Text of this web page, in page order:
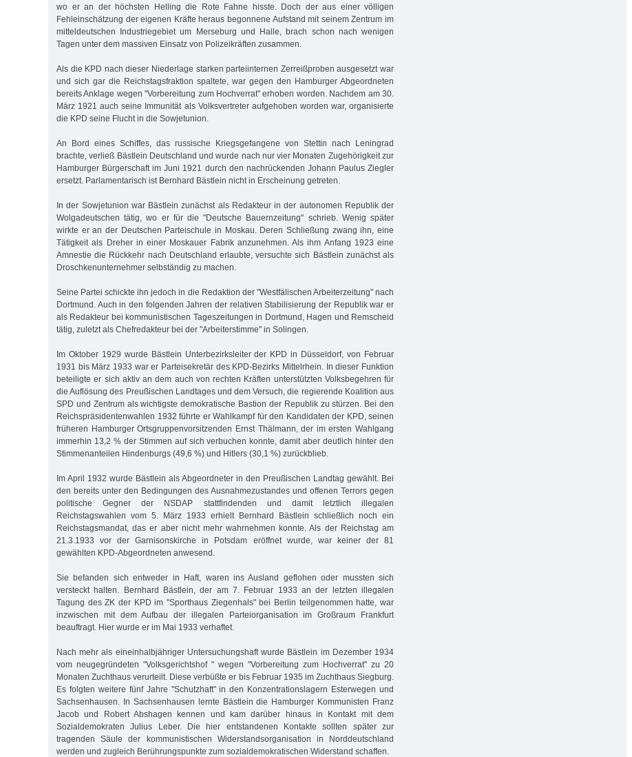
wo er an der höchsten Helling die Rote Fahne hisste. Doch der aus einer völligen
Fehleinschätzung der eigenen Kräfte heraus begonnene Aufstand mit seinem Zentrum im
mitteldeutschen Industriegebiet um Merseburg und Halle, brach schon nach wenigen
Tagen unter dem massiven Einsatz von Polizeikräften zusammen.
Als die KPD nach dieser Niederlage starken parteiinternen Zerreißproben ausgesetzt war
und sich gar die Reichstagsfraktion spaltete, war gegen den Hamburger Abgeordneten
bereits Anklage wegen "Vorbereitung zum Hochverrat" erhoben worden. Nachdem am 30.
März 1921 auch seine Immunität als Volksvertreter aufgehoben worden war, organisierte
die KPD seine Flucht in die Sowjetunion.
An Bord eines Schiffes, das russische Kriegsgefangene von Stettin nach Leningrad
brachte, verließ Bästlein Deutschland und wurde nach nur vier Monaten Zugehörigkeit zur
Hamburger Bürgerschaft im Juni 1921 durch den nachrückenden Johann Paulus Ziegler
ersetzt. Parlamentarisch ist Bernhard Bästlein nicht in Erscheinung getreten.
In der Sowjetunion war Bästlein zunächst als Redakteur in der autonomen Republik der
Wolgadeutschen tätig, wo er für die "Deutsche Bauernzeitung" schrieb. Wenig später
wirkte er an der Deutschen Parteischule in Moskau. Deren Schließung zwang ihn, eine
Tätigkeit als Dreher in einer Moskauer Fabrik anzunehmen. Als ihm Anfang 1923 eine
Amnestie die Rückkehr nach Deutschland erlaubte, versuchte sich Bästlein zunächst als
Droschkenunternehmer selbständig zu machen.
Seine Partei schickte ihn jedoch in die Redaktion der "Westfälischen Arbeiterzeitung" nach
Dortmund. Auch in den folgenden Jahren der relativen Stabilisierung der Republik war er
als Redakteur bei kommunistischen Tageszeitungen in Dortmund, Hagen und Remscheid
tätig, zuletzt als Chefredakteur bei der "Arbeiterstimme" in Solingen.
Im Oktober 1929 wurde Bästlein Unterbezirksleiter der KPD in Düsseldorf, von Februar
1931 bis März 1933 war er Parteisekretär des KPD-Bezirks Mittelrhein. In dieser Funktion
beteiligte er sich aktiv an dem auch von rechten Kräften unterstützten Volksbegehren für
die Auflösung des Preußischen Landtages und dem Versuch, die regierende Koalition aus
SPD und Zentrum als wichtigste demokratische Bastion der Republik zu stürzen. Bei den
Reichspräsidentenwahlen 1932 führte er Wahlkampf für den Kandidaten der KPD, seinen
früheren Hamburger Ortsgruppenvorsitzenden Ernst Thälmann, der im ersten Wahlgang
immerhin 13,2 % der Stimmen auf sich verbuchen konnte, damit aber deutlich hinter den
Stimmenanteilen Hindenburgs (49,6 %) und Hitlers (30,1 %) zurückblieb.
Im April 1932 wurde Bästlein als Abgeordneter in den Preußischen Landtag gewählt. Bei
den bereits unter den Bedingungen des Ausnahmezustandes und offenen Terrors gegen
politische Gegner der NSDAP stattfindenden und damit letztlich illegalen
Reichstagswahlen vom 5. März 1933 erhielt Bernhard Bästlein schließlich noch ein
Reichstagsmandat, das er aber nicht mehr wahrnehmen konnte. Als der Reichstag am
21.3.1933 vor der Garnisonskirche in Potsdam eröffnet wurde, war keiner der 81
gewählten KPD-Abgeordneten anwesend.
Sie befanden sich entweder in Haft, waren ins Ausland geflohen oder mussten sich
versteckt halten. Bernhard Bästlein, der am 7. Februar 1933 an der letzten illegalen
Tagung des ZK der KPD im "Sporthaus Ziegenhals" bei Berlin teilgenommen hatte, war
inzwischen mit dem Aufbau der illegalen Parteiorganisation im Großraum Frankfurt
beauftragt. Hier wurde er im Mai 1933 verhaftet.
Nach mehr als eineinhalbjähriger Untersuchungshaft wurde Bästlein im Dezember 1934
vom neugegründeten "Volksgerichtshof " wegen "Vorbereitung zum Hochverrat" zu 20
Monaten Zuchthaus verurteilt. Diese verbüßte er bis Februar 1935 im Zuchthaus Siegburg.
Es folgten weitere fünf Jahre "Schutzhaft" in den Konzentrationslagern Esterwegen und
Sachsenhausen. In Sachsenhausen lernte Bästlein die Hamburger Kommunisten Franz
Jacob und Robert Abshagen kennen und kam darüber hinaus in Kontakt mit dem
Sozialdemokraten Julius Leber. Die hier entstandenen Kontakte sollten später zur
tragenden Säule der kommunistischen Widerstandsorganisation in Norddeutschland
werden und zugleich Berührungspunkte zum sozialdemokratischen Widerstand schaffen.